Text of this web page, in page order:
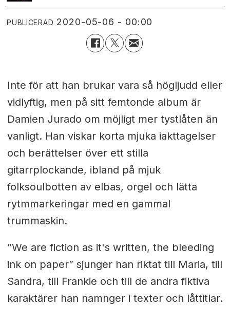
PUBLICERAD 2020-05-06 - 00:00
Inte för att han brukar vara så högljudd eller
vidlyftig, men på sitt femtonde album är
Damien Jurado om möjligt mer tystlåten än
vanligt. Han viskar korta mjuka iakttagelser
och berättelser över ett stilla
gitarrplockande, ibland på mjuk
folksoulbotten av elbas, orgel och lätta
rytmmarkeringar med en gammal
trummaskin.
”We are fiction as it's written, the bleeding
ink on paper” sjunger han riktat till Maria, till
Sandra, till Frankie och till de andra fiktiva
karaktärer han namnger i texter och låttitlar.